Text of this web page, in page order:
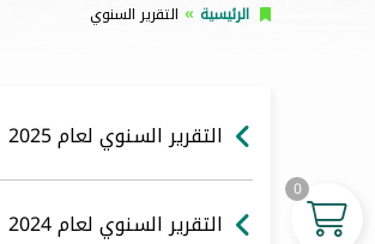
الرئيسية التقرير السنوي
التقرير السنوي لعام 2025
التقرير السنوي لعام 2024
0